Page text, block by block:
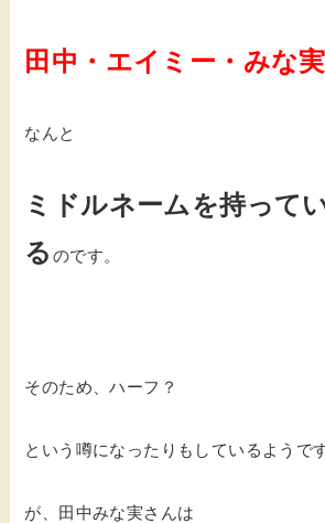
田中・エイミー・みな実
なんと
ミドルネームを持って
る のです。
そのため、ハーフ？
という噂になったりもしているようです
が、田中みな実さんは